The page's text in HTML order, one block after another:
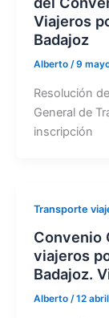
Viajeros
Badajoz
Alberto /9
Resolución
General de
inscripción
Transporte
Convenio
viajeros
Badajoz.
Alberto /12